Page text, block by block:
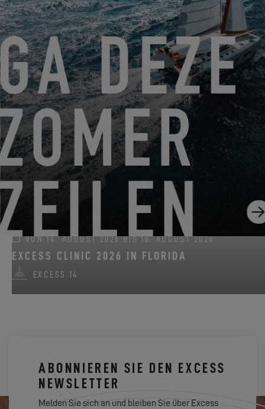
VON 22. JUNI 2026 BIS 31. AUGUST 2026
GO SAILING MIT EXCESS DIESEN SOMMER!
EXCESS 11 EXCESS 13 EXCESS 14
VON 14. AUGUST 2026 BIS 16. AUGUST 2026
EXCESS CLINIC 2026 IN FLORIDA
EXCESS 14
ABONNIEREN SIE DEN EXCESS
NEWSLETTER
Melden Sie sich an und bleiben Sie über Excess